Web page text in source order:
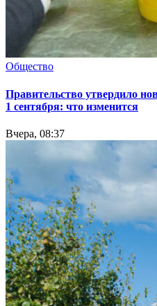
Общество
Правительство утвердило
1 сентября: что изменится
Вчера, 08:37